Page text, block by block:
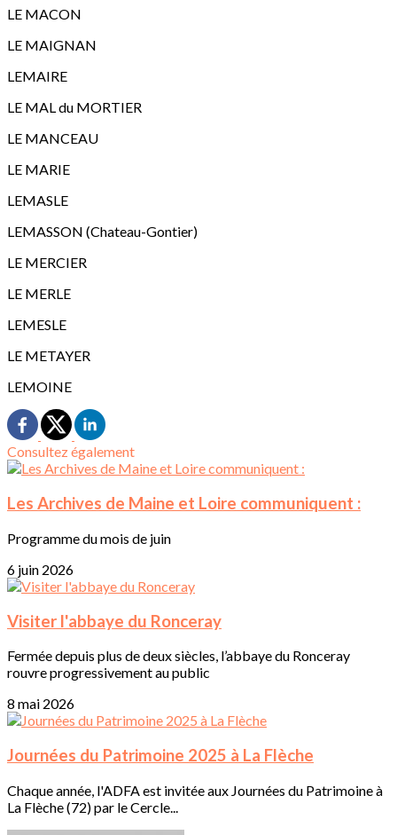
LE MACON
LE MAIGNAN
LEMAIRE
LE MAL du MORTIER
LE MANCEAU
LE MARIE
LEMASLE
LEMASSON (Chateau-Gontier)
LE MERCIER
LE MERLE
LEMESLE
LE METAYER
LEMOINE
Consultez également
Les Archives de Maine et Loire communiquent :
Programme du mois de juin
6 juin 2026
Visiter l'abbaye du Ronceray
Fermée depuis plus de deux siècles, l’abbaye du Ronceray
rouvre progressivement au public
8 mai 2026
Journées du Patrimoine 2025 à La Flèche
Chaque année, l'ADFA est invitée aux Journées du Patrimoine à
La Flèche (72) par le Cercle...